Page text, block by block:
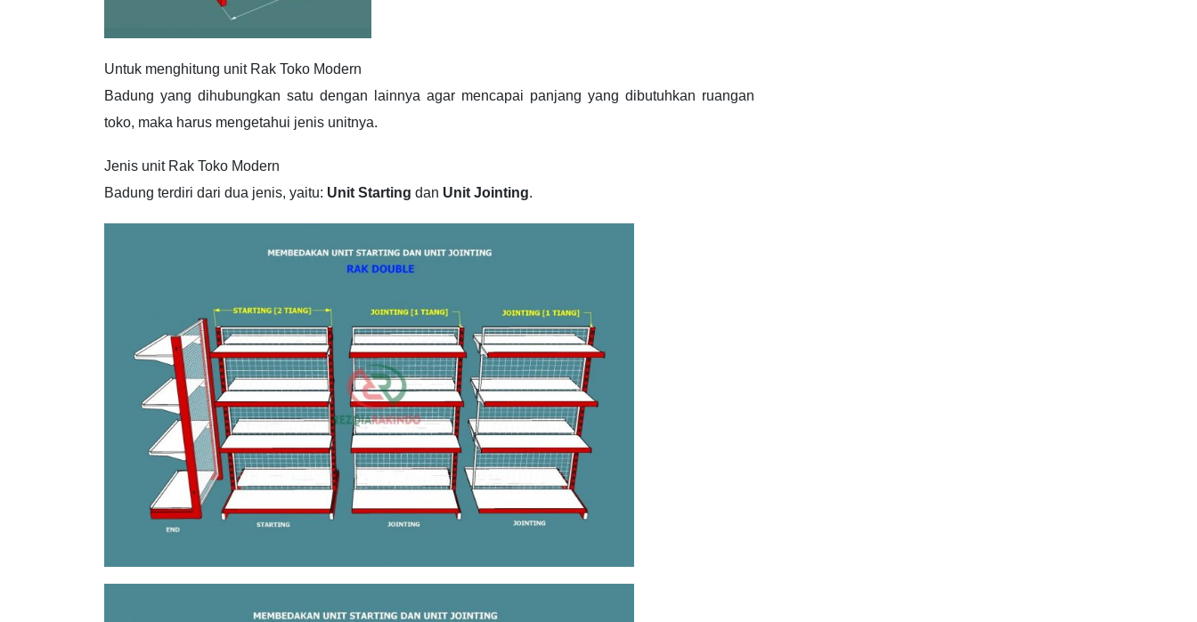
Untuk menghitung unit Rak Toko Modern
Badung yang dihubungkan satu dengan lainnya agar mencapai panjang yang dibutuhkan ruangan
toko, maka harus mengetahui jenis unitnya.
Jenis unit Rak Toko Modern
Badung terdiri dari dua jenis, yaitu: Unit Starting dan Unit Jointing.